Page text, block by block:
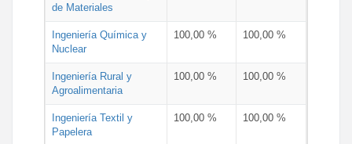
de Materiales
Ingeniería Química y
Nuclear
100,00 % 100,00 %
Ingeniería Rural y
Agroalimentaria
100,00 % 100,00 %
Ingeniería Textil y
Papelera
100,00 % 100,00 %